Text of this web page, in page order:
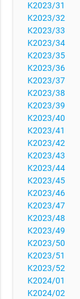
K2023/31
K2023/32
K2023/33
K2023/34
K2023/35
K2023/36
K2023/37
K2023/38
K2023/39
K2023/40
K2023/41
K2023/42
K2023/43
K2023/44
K2023/45
K2023/46
K2023/47
K2023/48
K2023/49
K2023/50
K2023/51
K2023/52
K2024/01
K2024/02